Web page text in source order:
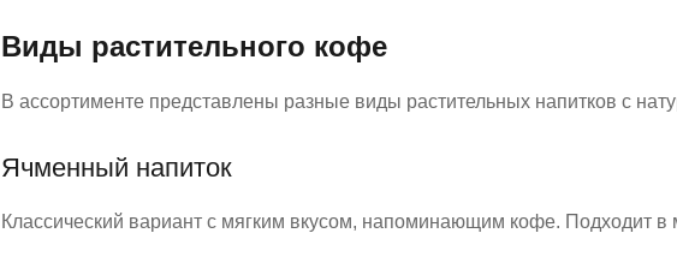
Виды растительного кофе
В ассортименте представлены разные виды растительных напитков с
Ячменный напиток
Классический вариант с мягким вкусом, напоминающим кофе. Подходит